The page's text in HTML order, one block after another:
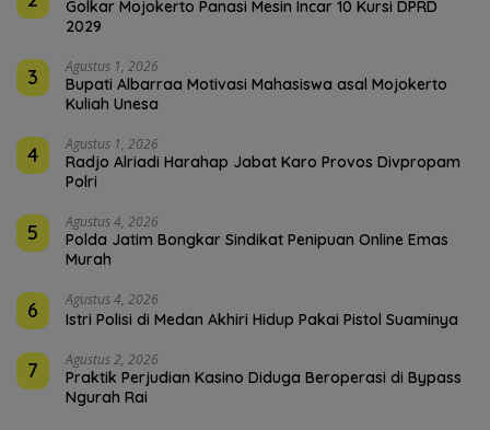
Golkar Mojokerto Panasi Mesin Incar 10 Kursi DPRD
2029
3 Agustus 1, 2026
Bupati Albarraa Motivasi Mahasiswa asal Mojokerto
Kuliah Unesa
4 Agustus 1, 2026
Radjo Alriadi Harahap Jabat Karo Provos Divpropam
Polri
5 Agustus 4, 2026
Polda Jatim Bongkar Sindikat Penipuan Online Emas
Murah
6 Agustus 4, 2026
Istri Polisi di Medan Akhiri Hidup Pakai Pistol Suaminya
7 Agustus 2, 2026
Praktik Perjudian Kasino Diduga Beroperasi di Bypass
Ngurah Rai